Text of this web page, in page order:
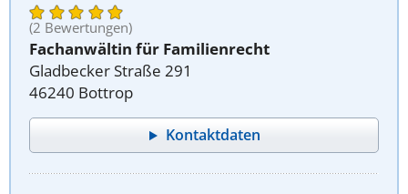
(2 Bewertungen)
Fachanwältin für Familienrecht
Gladbecker Straße 291
46240 Bottrop
Kontaktdaten